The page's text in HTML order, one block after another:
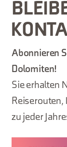
Abonnieren
Dolomiten!
Sie erhalten
Reiserouten,
zu jeder